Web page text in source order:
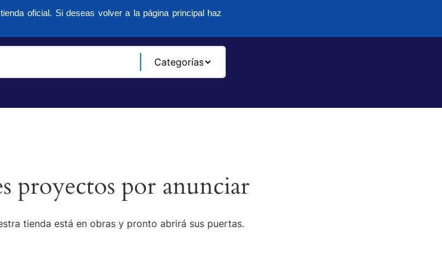
oficial. Si deseas volver a la página principal haz
proyectos por anunciar
tienda está en obras y pronto abrirá sus puertas.